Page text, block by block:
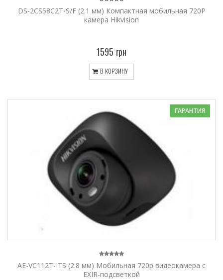
DS-2CS58C2T-S/F (2.1 мм) Компактная мобильная 720P
камера Hikvision
1595 грн
В КОРЗИНУ
ГАРАНТИЯ
AE-VC112T-ITS (2.8 мм) Мобильная 720p видеокамера с
EXIR-подсветкой